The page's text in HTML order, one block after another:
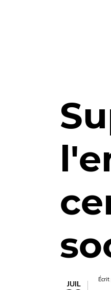
JUIL Écrit